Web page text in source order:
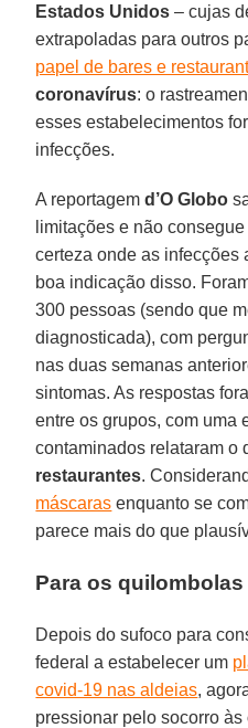
Estados Unidos – cujas
extrapoladas para outros
papel de bares e
coronavírus: o
esses estabelecimentos
infecções.
A reportagemd’O Globo
limitações e não
certeza onde as infecções
boa indicação disso.
300 pessoas (sendo que
diagnosticada), com
nas duas semanas
sintomas. As respostas
entre os grupos, com uma
contaminados relataram o
restaurantes.
máscaras enquanto se
parece mais do que
Para os quilombolas
Depois do sufoco para
federal a estabelecer um
covid-19 nas aldeias,
pressionar pelo socorro às